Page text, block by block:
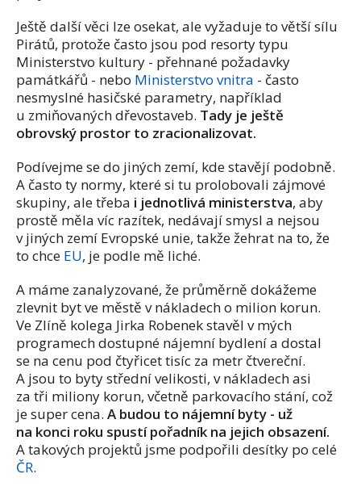
Ještě další věci lze osekat, ale vyžaduje to větší sílu
Pirátů, protože často jsou pod resorty typu
Ministerstvo kultury - přehnané požadavky
památkářů - nebo Ministerstvo vnitra - často
nesmyslné hasičské parametry, například
u zmiňovaných dřevostaveb. Tady je ještě
obrovský prostor to zracionalizovat.
Podívejme se do jiných zemí, kde stavějí podobně.
A často ty normy, které si tu prolobovali zájmové
skupiny, ale třeba i jednotlivá ministerstva, aby
prostě měla víc razítek, nedávají smysl a nejsou
v jiných zemí Evropské unie, takže žehrat na to, že
to chce EU, je podle mě liché.
A máme zanalyzované, že průměrně dokážeme
zlevnit byt ve městě v nákladech o milion korun.
Ve Zlíně kolega Jirka Robenek stavěl v mých
programech dostupné nájemní bydlení a dostal
se na cenu pod čtyřicet tisíc za metr čtvereční.
A jsou to byty střední velikosti, v nákladech asi
za tři miliony korun, včetně parkovacího stání, což
je super cena. A budou to nájemní byty - už
na konci roku spustí pořadník na jejich obsazení.
A takových projektů jsme podpořili desítky po celé
ČR.